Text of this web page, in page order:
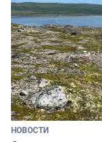
НОВОСТИ